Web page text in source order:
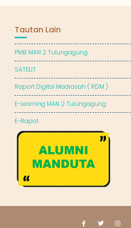
Tautan Lain
PMB MAN 2 Tulungagung
SATELIT
Raport Digital Madrasah ( RDM )
E-Learning MAN 2 Tulungagung
E-Rapot